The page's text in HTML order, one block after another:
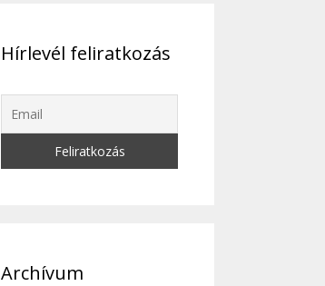
Hírlevél feliratkozás
Archívum